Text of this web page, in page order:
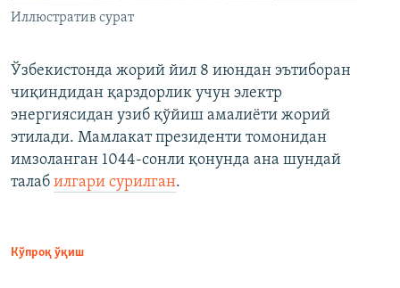
Иллюстратив сурат
Ўзбекистонда жорий йил 8 июндан эътиборан
чиқиндидан қарздорлик учун электр
энергиясидан узиб қўйиш амалиёти жорий
этилади. Мамлакат президенти томонидан
имзоланган 1044-сонли қонунда ана шундай
талаб илгари сурилган.
Кўпроқ ўқиш